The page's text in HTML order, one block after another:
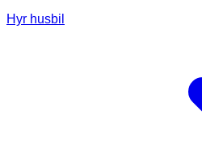
Hyr husbil